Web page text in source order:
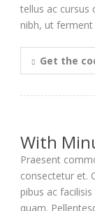
tellus ac
nibh, ut ferment
Get the
With
Praesent
consectetur et.
pibus ac
quam.